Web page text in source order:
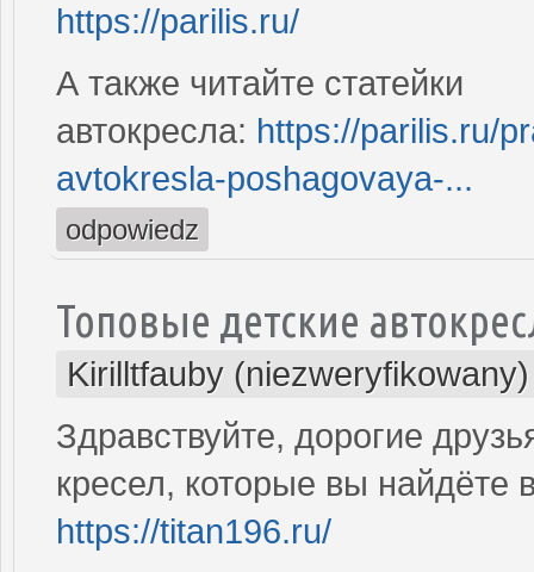
https://parilis.ru/
А также читайте статейки
автокресла: https://parilis.ru/
avtokresla-poshagovaya-...
odpowiedz
Топовые детские
Kirilltfauby (niezweryfikowany)
Здравствуйте, дорогие
кресел, которые вы найдёте
https://titan196.ru/